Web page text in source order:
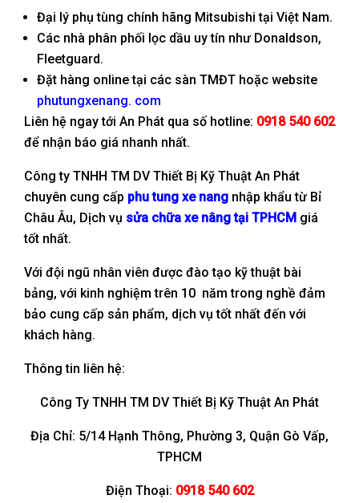
Đại lý phụ tùng chính hãng Mitsubishi tại Việt Nam.
Các nhà phân phối lọc dầu uy tín như Donaldson,
Fleetguard.
Đặt hàng online tại các sàn TMĐT hoặc website
phutungxenang. com
Liên hệ ngay tới An Phát qua số hotline: 0918 540 602
để nhận báo giá nhanh nhất.
Công ty TNHH TM DV Thiết Bị Kỹ Thuật An Phát
chuyên cung cấp phu tung xe nang nhập khẩu từ Bỉ
Châu Âu, Dịch vụ sửa chữa xe nâng tại TPHCM giá
tốt nhất.
Với đội ngũ nhân viên được đào tạo kỹ thuật bài
bảng, với kinh nghiệm trên 10 năm trong nghề đảm
bảo cung cấp sản phẩm, dịch vụ tốt nhất đến với
khách hàng.
Thông tin liên hệ:
Công Ty TNHH TM DV Thiết Bị Kỹ Thuật An Phát
Địa Chỉ: 5/14 Hạnh Thông, Phường 3, Quận Gò Vấp,
TPHCM
Điện Thoại: 0918 540 602